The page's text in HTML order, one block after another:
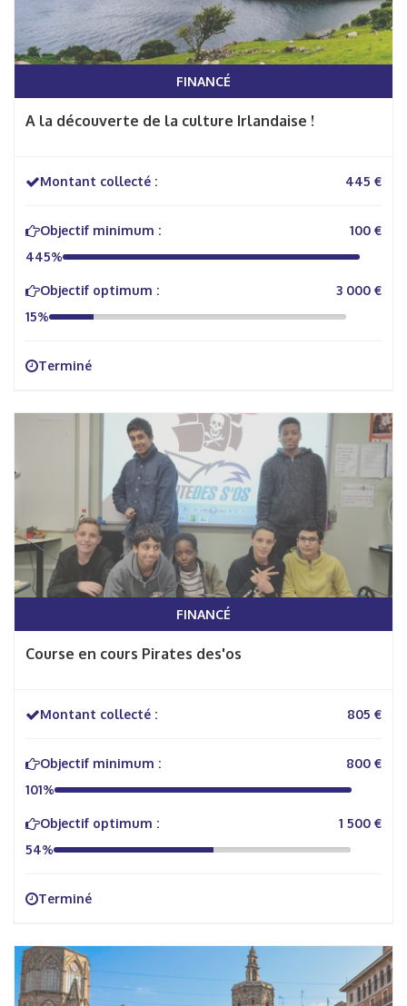
FINANCÉ
A la découverte de la culture Irlandaise !
Montant collecté : 445 €
Objectif minimum :
100 €
445%
Objectif optimum :
3 000 €
15%
Terminé
FINANCÉ
Course en cours Pirates des'os
Montant collecté : 805 €
Objectif minimum :
800 €
101%
Objectif optimum :
1 500 €
54%
Terminé